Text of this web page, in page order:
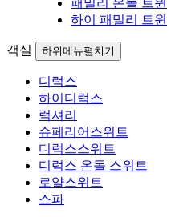
하이 패밀리 트윈
객실 하위메뉴펼치기
디럭스
하이디럭스
럭셔리
슈페리어스위트
디럭스스위트
디럭스 온돌 스위트
로얄스위트
스파